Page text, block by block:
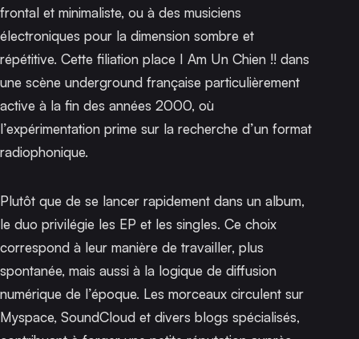
frontal et minimaliste, ou à des musiciens
électroniques pour la dimension sombre et
répétitive. Cette filiation place I Am Un Chien !! dans
une scène underground française particulièrement
active à la fin des années 2000, où
l’expérimentation prime sur la recherche d’un format
radiophonique.
Plutôt que de se lancer rapidement dans un album,
le duo privilégie les EP et les singles. Ce choix
correspond à leur manière de travailler, plus
spontanée, mais aussi à la logique de diffusion
numérique de l’époque. Les morceaux circulent sur
Myspace, SoundCloud et divers blogs spécialisés,